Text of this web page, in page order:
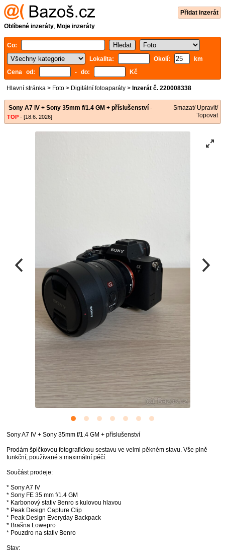
Přidat inzerát
Oblíbené inzeráty, Moje inzeráty
Co:
Lokalita:
Okolí:
km
Cena od:
- do: Kč
Hlavní stránka > Foto > Digitální fotoaparáty > Inzerát č. 220008338
Sony A7 IV + Sony 35mm f/1.4 GM + příslušenství -
TOP - [18.6. 2026]
Smazat/ Upravit/
Topovat
Sony A7 IV + Sony 35mm f/1.4 GM + příslušenství
Prodám špičkovou fotografickou sestavu ve velmi pěkném stavu. Vše plně
funkční, používané s maximální péčí.
Součást prodeje:
* Sony A7 IV
* Sony FE 35 mm f/1.4 GM
* Karbonový stativ Benro s kulovou hlavou
* Peak Design Capture Clip
* Peak Design Everyday Backpack
* Brašna Lowepro
* Pouzdro na stativ Benro
Stav: